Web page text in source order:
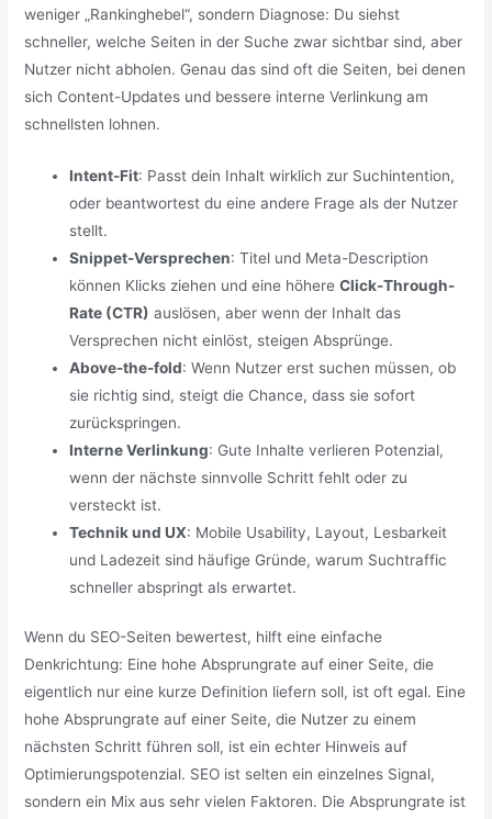
weniger „Rankinghebel“, sondern Diagnose: Du siehst
schneller, welche Seiten in der Suche zwar sichtbar sind, aber
Nutzer nicht abholen. Genau das sind oft die Seiten, bei denen
sich Content-Updates und bessere interne Verlinkung am
schnellsten lohnen.
Intent-Fit: Passt dein Inhalt wirklich zur Suchintention,
oder beantwortest du eine andere Frage als der Nutzer
stellt.
Snippet-Versprechen: Titel und Meta-Description
können Klicks ziehen und eine höhereClick-Through-
Rate (CTR) auslösen, aber wenn der Inhalt das
Versprechen nicht einlöst, steigen Absprünge.
Above-the-fold: Wenn Nutzer erst suchen müssen, ob
sie richtig sind, steigt die Chance, dass sie sofort
zurückspringen.
Interne Verlinkung: Gute Inhalte verlieren Potenzial,
wenn der nächste sinnvolle Schritt fehlt oder zu
versteckt ist.
Technik und UX: Mobile Usability, Layout, Lesbarkeit
und Ladezeit sind häufige Gründe, warum Suchtraffic
schneller abspringt als erwartet.
Wenn du SEO-Seiten bewertest, hilft eine einfache
Denkrichtung: Eine hohe Absprungrate auf einer Seite, die
eigentlich nur eine kurze Definition liefern soll, ist oft egal. Eine
hohe Absprungrate auf einer Seite, die Nutzer zu einem
nächsten Schritt führen soll, ist ein echter Hinweis auf
Optimierungspotenzial. SEO ist selten ein einzelnes Signal,
sondern ein Mix aus sehr vielen Faktoren. Die Absprungrate ist